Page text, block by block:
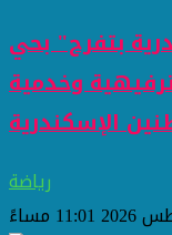
بتفرح" بحي
وخدمية
​الإسكندرية
رياضة